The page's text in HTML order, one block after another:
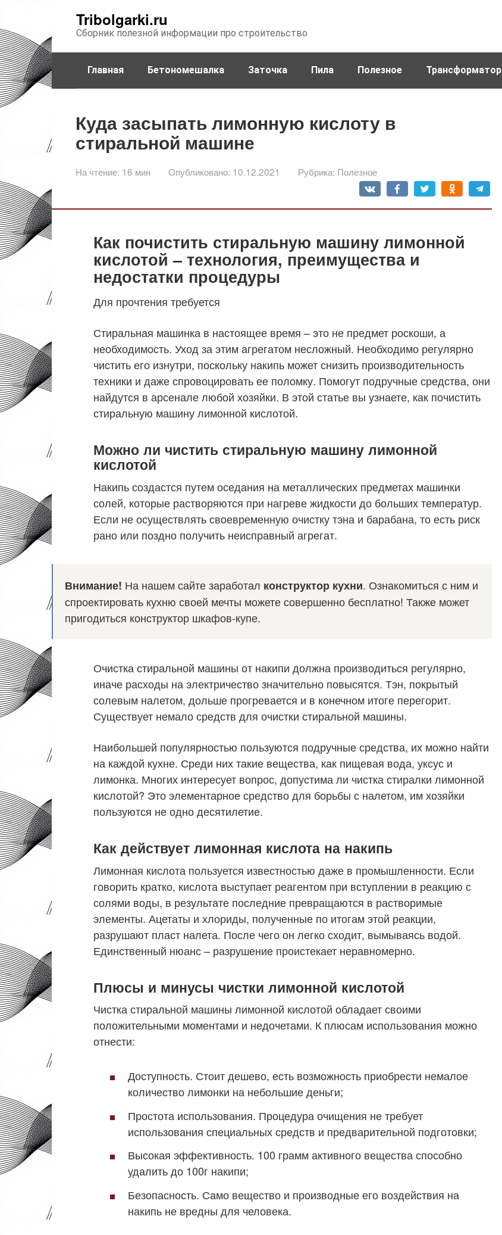
контенту
Tribolgarki.ru
Сборник полезной информации про строительство
Главная Бетономешалка Заточка Пила Полезное Трансформатор
Куда засыпать лимонную кислоту в
стиральной машине
На чтение: 16 мин Опубликовано: 10.12.2021 Рубрика: Полезное
Как почистить стиральную машину лимонной
кислотой – технология, преимущества и
недостатки процедуры
Для прочтения требуется
Стиральная машинка в настоящее время – это не предмет роскоши, а
необходимость. Уход за этим агрегатом несложный. Необходимо регулярно
чистить его изнутри, поскольку накипь может снизить производительность
техники и даже спровоцировать ее поломку. Помогут подручные средства, они
найдутся в арсенале любой хозяйки. В этой статье вы узнаете, как почистить
стиральную машину лимонной кислотой.
Можно ли чистить стиральную машину лимонной
кислотой
Накипь создастся путем оседания на металлических предметах машинки
солей, которые растворяются при нагреве жидкости до больших температур.
Если не осуществлять своевременную очистку тэна и барабана, то есть риск
рано или поздно получить неисправный агрегат.
Внимание! На нашем сайте заработал конструктор кухни. Ознакомиться с ним и
спроектировать кухню своей мечты можете совершенно бесплатно! Также может
пригодиться конструктор шкафов-купе.
Очистка стиральной машины от накипи должна производиться регулярно,
иначе расходы на электричество значительно повысятся. Тэн, покрытый
солевым налетом, дольше прогревается и в конечном итоге перегорит.
Существует немало средств для очистки стиральной машины.
Наибольшей популярностью пользуются подручные средства, их можно найти
на каждой кухне. Среди них такие вещества, как пищевая вода, уксус и
лимонка. Многих интересует вопрос, допустима ли чистка стиралки лимонной
кислотой? Это элементарное средство для борьбы с налетом, им хозяйки
пользуются не одно десятилетие.
Как действует лимонная кислота на накипь
Лимонная кислота пользуется известностью даже в промышленности. Если
говорить кратко, кислота выступает реагентом при вступлении в реакцию с
солями воды, в результате последние превращаются в растворимые
элементы. Ацетаты и хлориды, полученные по итогам этой реакции,
разрушают пласт налета. После чего он легко сходит, вымываясь водой.
Единственный нюанс – разрушение проистекает неравномерно.
Плюсы и минусы чистки лимонной кислотой
Чистка стиральной машины лимонной кислотой обладает своими
положительными моментами и недочетами. К плюсам использования можно
отнести:
Доступность. Стоит дешево, есть возможность приобрести немалое
количество лимонки на небольшие деньги;
Простота использования. Процедура очищения не требует
использования специальных средств и предварительной подготовки;
Высокая эффективность. 100 грамм активного вещества способно
удалить до 100г накипи;
Безопасность. Само вещество и производные его воздействия на
накипь не вредны для человека.